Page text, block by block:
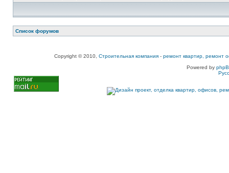
Список форумов
Copyright © 2010, Строительная компания - ремонт квартир, ремонт
Powered by